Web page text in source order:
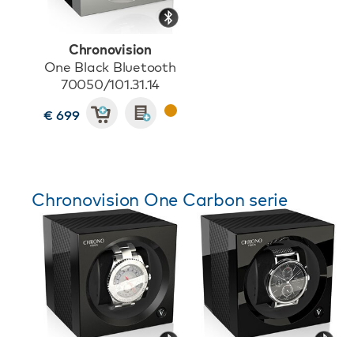
Chronovision
One Black Bluetooth
70050/101.31.14
€ 699
Chronovision One Carbon serie